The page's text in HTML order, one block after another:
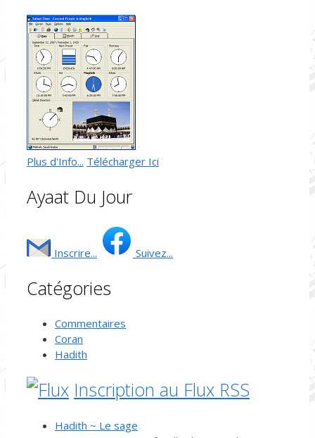
Plus d'Info... Télécharger Ici
Ayaat Du Jour
Inscrire... Suivez...
Catégories
Commentaires
Coran
Hadith
Inscription au Flux RSS
Hadith ~ Le sage